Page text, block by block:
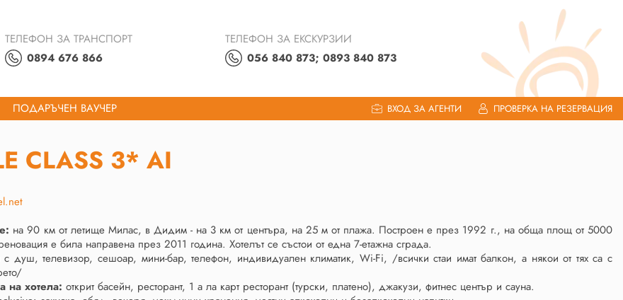
ТЕЛЕФОН ЗА ТРАНСПОРТ
0894 676 866
ТЕЛЕФОН ЗА ЕКСКУРЗИИ
056 840 873; 0893 840 873
ПОДАРЪЧЕН ВАУЧЕР ВХОД ЗА АГЕНТИ ПРОВЕРКА НА РЕЗЕРВАЦИЯ
CLASS 3* AI
на 90 км от летище Милас, в Дидим - на 3 км от центъра, на 25 м от плажа. Построен е през 1992 г., на обща площ от 5000
е била направена през 2011 година. Хотелът се състои от една 7-етажна сграда.
с душ, телевизор, сешоар, мини-бар, телефон, индивидуален климатик, Wi-Fi, /всички стаи имат балкон, а някои от тях са с
на хотела:открит басейн, ресторант, 1 а ла карт ресторант (турски, платено), джакузи, фитнес център и сауна.